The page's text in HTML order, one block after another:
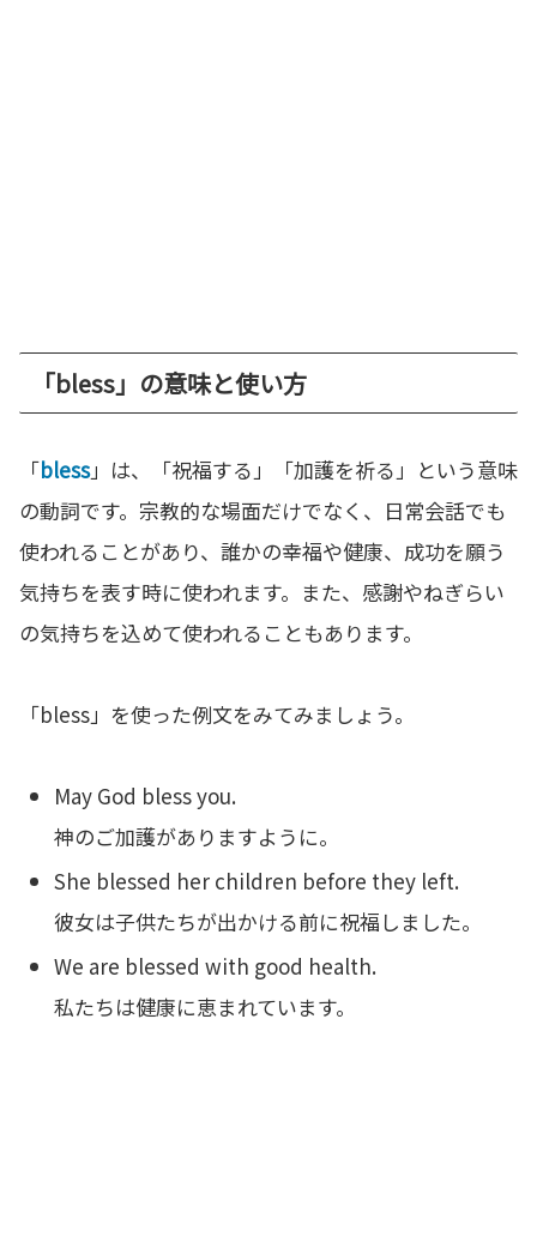
「bless」の意味と使い方
「bless」は、「祝福する」「加護を祈る」という意味
の動詞です。宗教的な場面だけでなく、日常会話でも
使われることがあり、誰かの幸福や健康、成功を願う
気持ちを表す時に使われます。また、感謝やねぎらい
の気持ちを込めて使われることもあります。
「bless」を使った例文をみてみましょう。
May God bless you.
神のご加護がありますように。
She blessed her children before they left.
彼女は子供たちが出かける前に祝福しました。
We are blessed with good health.
私たちは健康に恵まれています。